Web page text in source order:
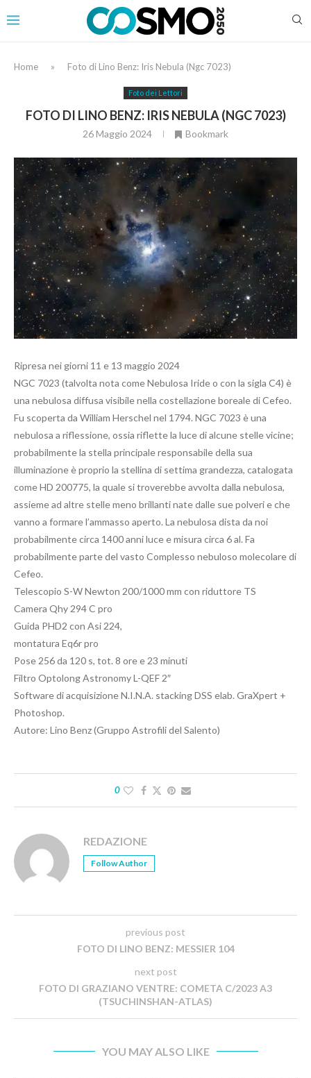
Home » Foto di Lino Benz: Iris Nebula (Ngc 7023)
Foto dei Lettori
FOTO DI LINO BENZ: IRIS NEBULA (NGC 7023)
26 Maggio 2024 Bookmark
Ripresa nei giorni 11 e 13 maggio 2024
NGC 7023 (talvolta nota come Nebulosa Iride o con la sigla C4) è
una nebulosa diffusa visibile nella costellazione boreale di Cefeo.
Fu scoperta da William Herschel nel 1794. NGC 7023 è una
nebulosa a riflessione, ossia riflette la luce di alcune stelle vicine;
probabilmente la stella principale responsabile della sua
illuminazione è proprio la stellina di settima grandezza, catalogata
come HD 200775, la quale si troverebbe avvolta dalla nebulosa,
assieme ad altre stelle meno brillanti nate dalle sue polveri e che
vanno a formare l’ammasso aperto. La nebulosa dista da noi
probabilmente circa 1400 anni luce e misura circa 6 al. Fa
probabilmente parte del vasto Complesso nebuloso molecolare di
Cefeo.
Telescopio S-W Newton 200/1000 mm con riduttore TS
Camera Qhy 294 C pro
Guida PHD2 con Asi 224,
montatura Eq6r pro
Pose 256 da 120 s, tot. 8 ore e 23 minuti
Filtro Optolong Astronomy L-QEF 2″
Software di acquisizione N.I.N.A. stacking DSS elab. GraXpert +
Photoshop.
Autore: Lino Benz (Gruppo Astrofili del Salento)
0
REDAZIONE
Follow Author
previous post
FOTO DI LINO BENZ: MESSIER 104
next post
FOTO DI GRAZIANO VENTRE: COMETA C/2023 A3
(TSUCHINSHAN-ATLAS)
YOU MAY ALSO LIKE